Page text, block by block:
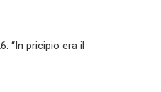
“In pricipio era il